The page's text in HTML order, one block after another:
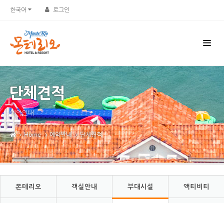
한국어 로그인
단체견적
예약안내
Home 예약안내 단체견적
몬테리오 객실안내 부대시설 액티비티
Sketchbook5, 스케치북5